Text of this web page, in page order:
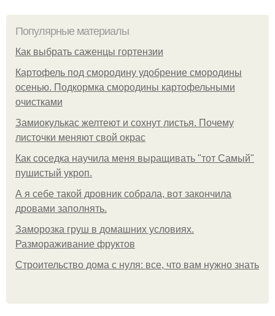
Популярные материалы
Как выбрать саженцы гортензии
Картофель под смородину удобрение смородины
осенью. Подкормка смородины картофельными
очистками
Замиокулькас желтеют и сохнут листья. Почему
листочки меняют свой окрас
Как соседка научила меня выращивать "тот Самый"
пушистый укроп.
А я себе такой дровник собрала, вот закончила
дровами заполнять.
Заморозка груш в домашних условиях.
Размораживание фруктов
Строительство дома с нуля: все, что вам нужно знать